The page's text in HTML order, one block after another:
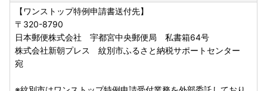
【ワンストップ特例申請書送付先】
〒320-8790
日本郵便株式会社 宇都宮中央郵便局 私書箱64号
株式会社新朝プレス 紋別市ふるさと納税サポートセンター
宛